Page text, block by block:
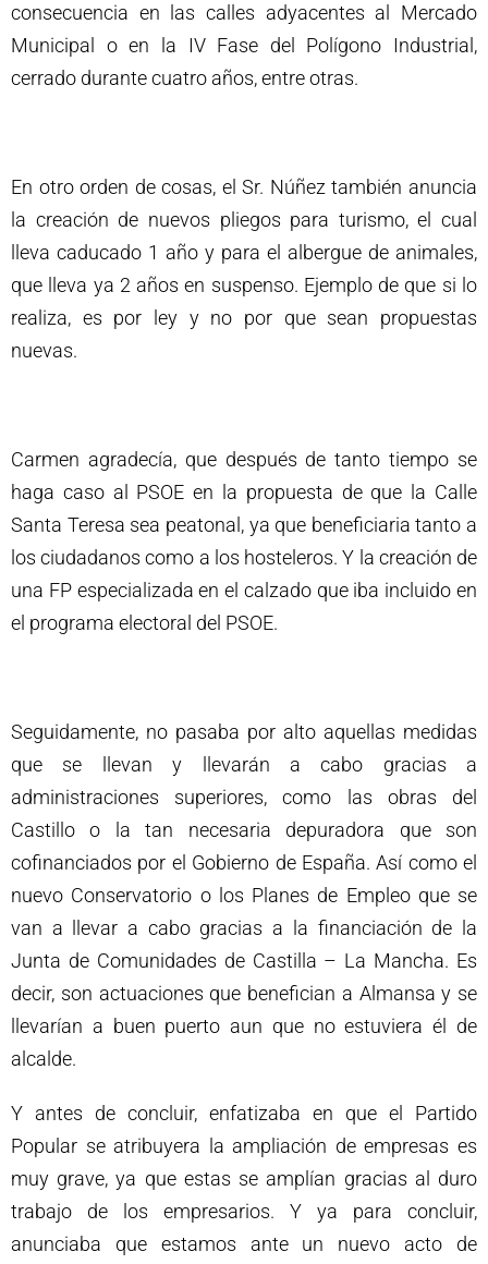
consecuencia en las calles adyacentes al Mercado
Municipal o en la IV Fase del Polígono Industrial,
cerrado durante cuatro años, entre otras.
En otro orden de cosas, el Sr. Núñez también anuncia
la creación de nuevos pliegos para turismo, el cual
lleva caducado 1 año y para el albergue de animales,
que lleva ya 2 años en suspenso. Ejemplo de que si lo
realiza, es por ley y no por que sean propuestas
nuevas.
Carmen agradecía, que después de tanto tiempo se
haga caso al PSOE en la propuesta de que la Calle
Santa Teresa sea peatonal, ya que beneficiaria tanto a
los ciudadanos como a los hosteleros. Y la creación de
una FP especializada en el calzado que iba incluido en
el programa electoral del PSOE.
Seguidamente, no pasaba por alto aquellas medidas
que se llevan y llevarán a cabo gracias a
administraciones superiores, como las obras del
Castillo o la tan necesaria depuradora que son
cofinanciados por el Gobierno de España. Así como el
nuevo Conservatorio o los Planes de Empleo que se
van a llevar a cabo gracias a la financiación de la
Junta de Comunidades de Castilla – La Mancha. Es
decir, son actuaciones que benefician a Almansa y se
llevarían a buen puerto aun que no estuviera él de
alcalde.
Y antes de concluir, enfatizaba en que el Partido
Popular se atribuyera la ampliación de empresas es
muy grave, ya que estas se amplían gracias al duro
trabajo de los empresarios. Y ya para concluir,
anunciaba que estamos ante un nuevo acto de